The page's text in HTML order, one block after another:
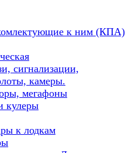
к ним (КПА)
сигнализации,
камеры.
мегафоны
кулеры
к лодкам